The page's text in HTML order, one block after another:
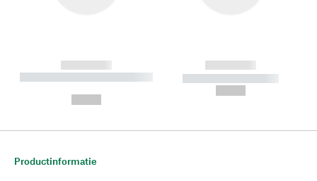
------------
----------- ----------- --------
------------
----------- -----------
Productinformatie